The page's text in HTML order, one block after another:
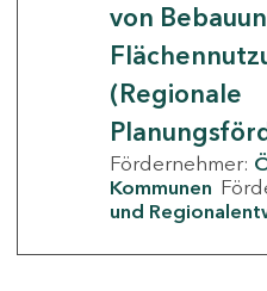
von
(Regionale
Fördernehmer:
Kommunen
und